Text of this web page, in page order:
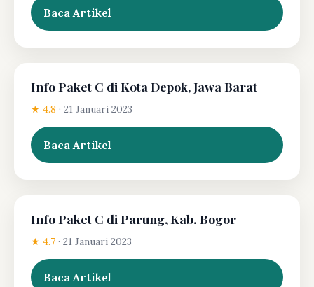
Baca Artikel
Info Paket C di Kota Depok, Jawa Barat
★ 4.8 · 21 Januari 2023
Baca Artikel
Info Paket C di Parung, Kab. Bogor
★ 4.7 · 21 Januari 2023
Baca Artikel